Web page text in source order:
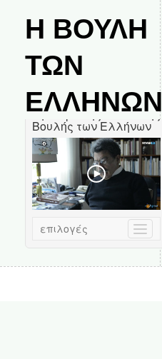
Η ΒΟΥΛΗ
ΤΩΝ
ΕΛΛΗΝΩΝ